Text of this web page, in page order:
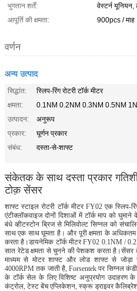
भुगतान शर्तें:
वेस्टर्न यूनियन,
आपूर्ति की क्षमता:
900pcs / माह
वर्णन
अन्य उत्पाद
सिद्धांत:
स्लिप-रिंग रोटरी टॉर्क मीटर
क्षमता:
0.1NM 0.2NM 0.3NM 0.5NM
उत्पादन:
अनुरूप
प्रकार:
घूर्णन प्रकार
संबंध:
दस्ता-से-शाफ्ट
संकेतक के साथ दस्ता प्रकार
टोक़ सेंसर
शाफ्ट स्टाइल रोटरी टॉर्क मीटर FY02 एक
एंटीक्लॉकवाइज दोनों दिशाओं में टॉर्क माप को
बंधे व्हीटस्टोन ब्रिज से मिलिवोल्ट सिग्नल को
साथ एक साथ घूमता है। और पूरी क्षमता के अधिकतम
करता है।डायनेमिक टॉर्क मीटर FY02 0.1NM /
सात रेटेड क्षमता से चुनने की पेशकश करता है।सेंसर
माध्यम से मोटर शाफ्ट और लोड शाफ्ट से जोड़ा
4000RPM तक जाती है, Forsentek पर सिग्नल
के टॉर्क सेल के लिए विशिष्ट अनुप्रयोग उदाहरण के
कंट्रोल, टेस्ट बेंच एप्लिकेशन, स्क्रू ड्राइवर